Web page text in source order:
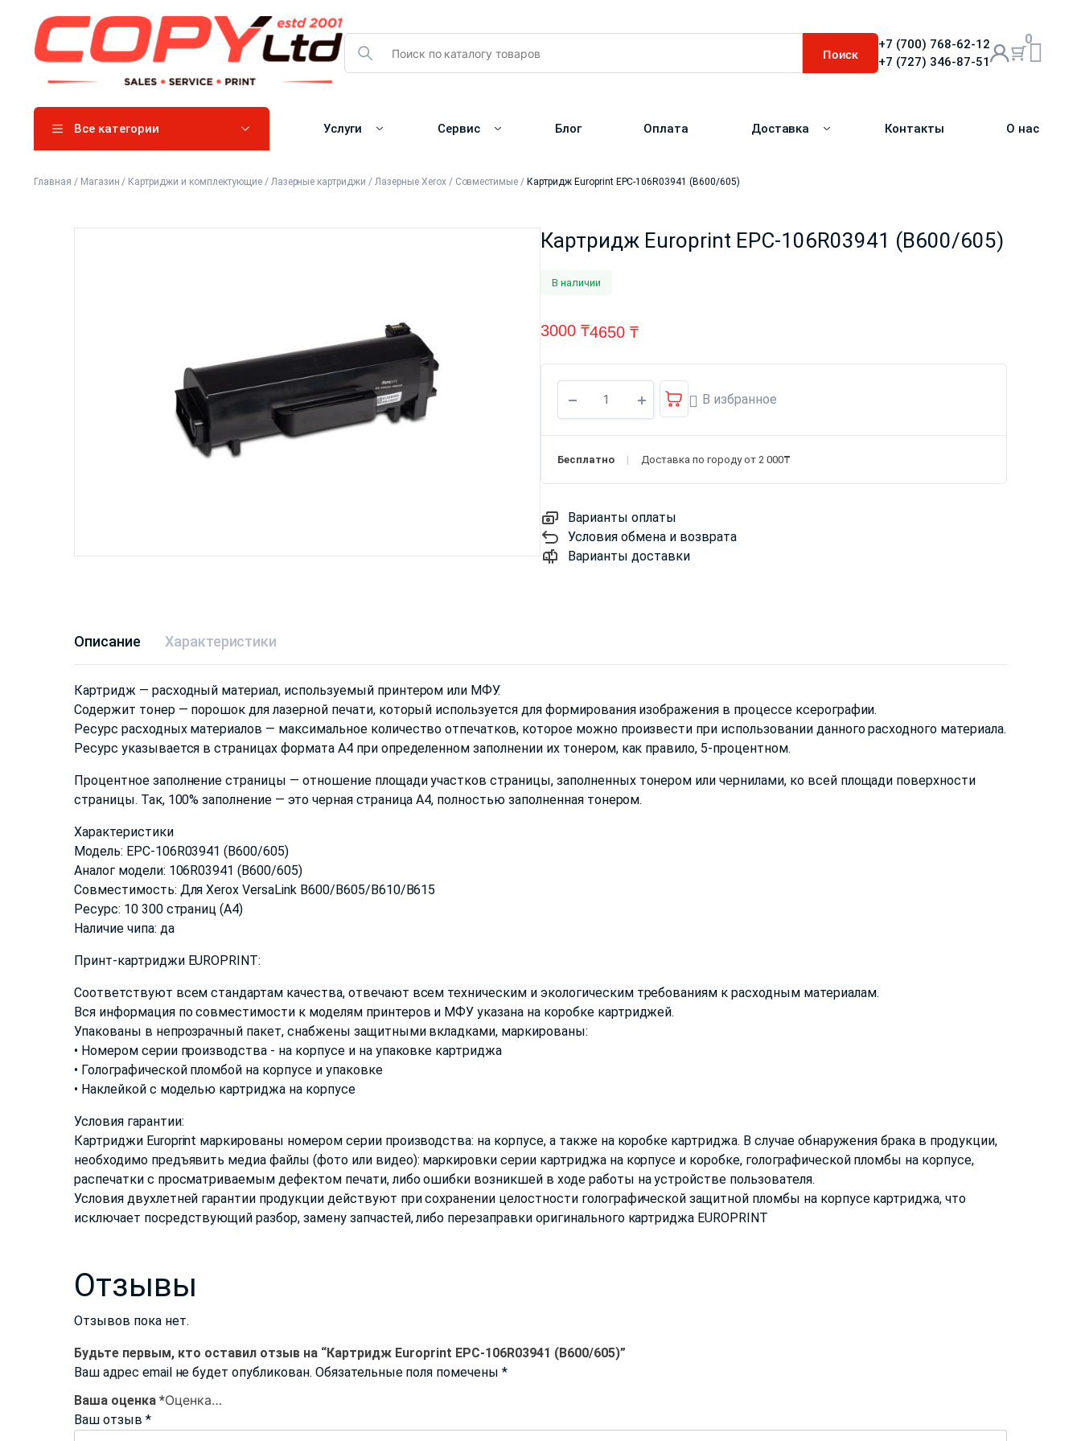
Поиск
+7 (700) 768-62-12
+7 (727) 346-87-51
0
Все категории Услуги Сервис Блог Оплата Доставка Контакты О нас
Главная / Магазин / Картриджи и комплектующие/ Лазерные картриджи /Лазерные Xerox/ Совместимые / Картридж Europrint EPC-106R03941 (B600/605)
Картридж Europrint EPC-106R03941 (B600/605)
В наличии
4650 ₸
3000 ₸
В избранное
Бесплатно Доставка по городу от 2 000₸
Варианты оплаты
Условия обмена и возврата
Варианты доставки
Описание Характеристики
Картридж — расходный материал, используемый принтером или МФУ.
Содержит тонер — порошок для лазерной печати, который используется для формирования изображения в процессе ксерографии.
Ресурс расходных материалов — максимальное количество отпечатков, которое можно произвести при использовании данного расходного материала.
Ресурс указывается в страницах формата А4 при определенном заполнении их тонером, как правило, 5-процентном.
Процентное заполнение страницы — отношение площади участков страницы, заполненных тонером или чернилами, ко всей площади поверхности
страницы. Так, 100% заполнение — это черная страница А4, полностью заполненная тонером.
Характеристики
Модель: EPC-106R03941 (B600/605)
Аналог модели: 106R03941 (B600/605)
Совместимость: Для Xerox VersaLink B600/B605/B610/B615
Ресурс: 10 300 страниц (А4)
Наличие чипа: да
Принт-картриджи EUROPRINT:
Соответствуют всем стандартам качества, отвечают всем техническим и экологическим требованиям к расходным материалам.
Вся информация по совместимости к моделям принтеров и МФУ указана на коробке картриджей.
Упакованы в непрозрачный пакет, снабжены защитными вкладками, маркированы:
• Номером серии производства - на корпусе и на упаковке картриджа
• Голографической пломбой на корпусе и упаковке
• Наклейкой с моделью картриджа на корпусе
Условия гарантии:
Картриджи Europrint маркированы номером серии производства: на корпусе, а также на коробке картриджа. В случае обнаружения брака в продукции,
необходимо предъявить медиа файлы (фото или видео): маркировки серии картриджа на корпусе и коробке, голографической пломбы на корпусе,
распечатки с просматриваемым дефектом печати, либо ошибки возникшей в ходе работы на устройстве пользователя.
Условия двухлетней гарантии продукции действуют при сохранении целостности голографической защитной пломбы на корпусе картриджа, что
исключает посредствующий разбор, замену запчастей, либо перезаправки оригинального картриджа EUROPRINT
Отзывы
Отзывов пока нет.
Будьте первым, кто оставил отзыв на “Картридж Europrint EPC-106R03941 (B600/605)”
Ваш адрес email не будет опубликован. Обязательные поля помечены*
Ваша оценка *
Ваш отзыв *